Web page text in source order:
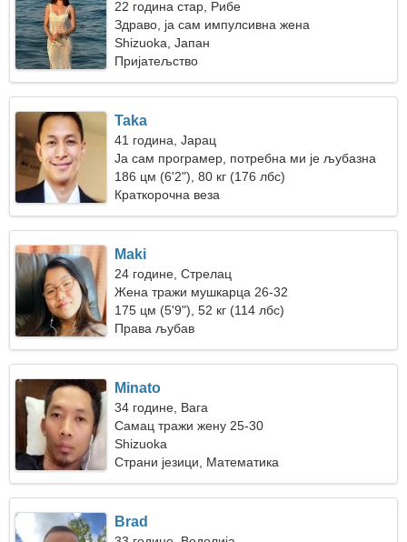
22 година стар, Рибе
Здраво, ја сам импулсивна жена
Shizuoka, Јапан
Пријатељство
Taka
41 година, Јарац
Ја сам програмер, потребна ми је љубазна
жена
186 цм (6'2"), 80 кг (176 лбс)
Краткорочна веза
Maki
24 године, Стрелац
Жена тражи мушкарца 26-32
175 цм (5'9"), 52 кг (114 лбс)
Права љубав
Minato
34 године, Вага
Самац тражи жену 25-30
Shizuoka
Страни језици, Математика
Brad